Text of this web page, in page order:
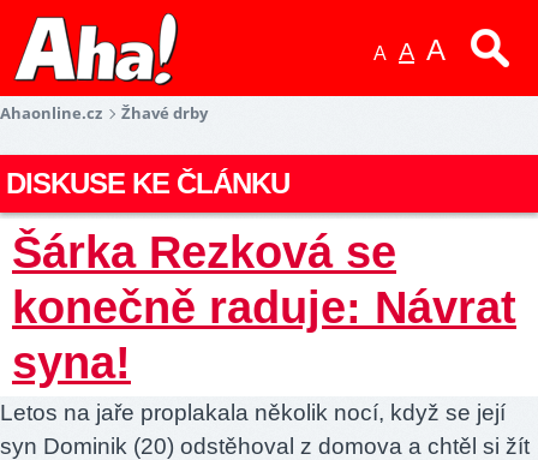
A A A
Ahaonline.cz Žhavé drby
DISKUSE KE ČLÁNKU
Šárka Rezková se
konečně raduje: Návrat
syna!
Letos na jaře proplakala několik nocí, když se její
syn Dominik (20) odstěhoval z domova a chtěl si žít